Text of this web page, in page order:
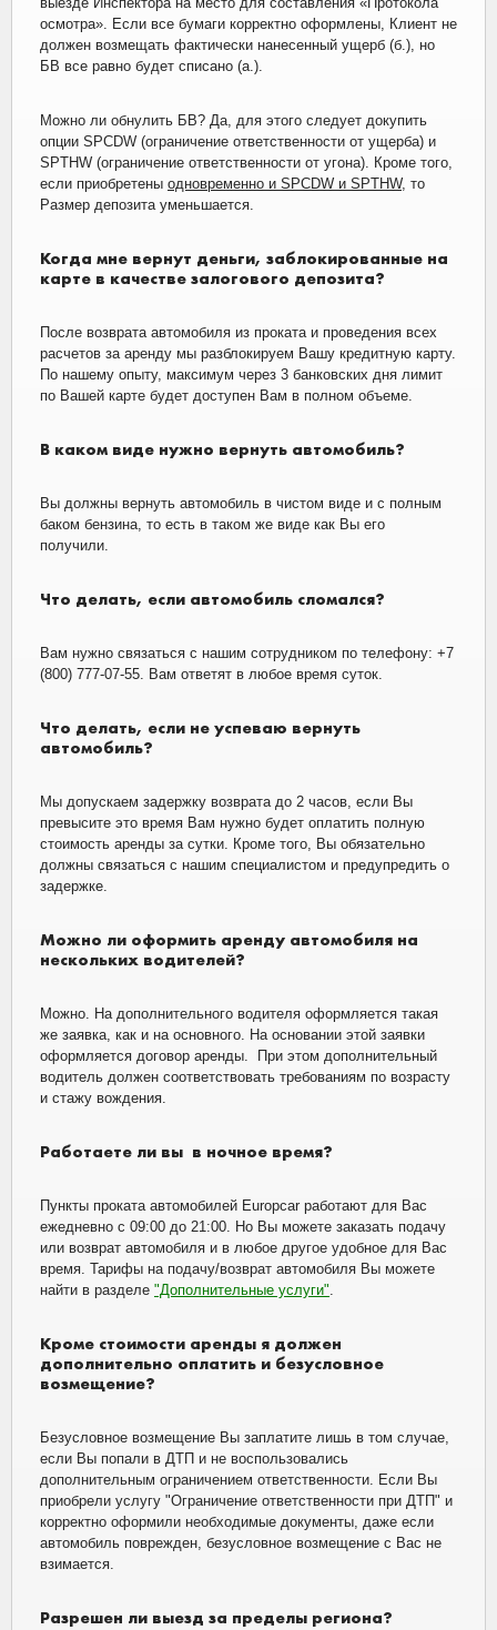
осмотра». Если все бумаги корректно оформлены, Клиент не
должен возмещать фактически нанесенный ущерб (б.), но
БВ все равно будет списано (а.).
Можно ли обнулить БВ? Да, для этого следует докупить
опции SPCDW (ограничение ответственности от ущерба) и
SPTHW (ограничение ответственности от угона). Кроме того,
если приобретены одновременно и SPCDW и SPTHW, то
Размер депозита уменьшается.
Когда мне вернут деньги, заблокированные на
карте в качестве залогового депозита?
После возврата автомобиля из проката и проведения всех
расчетов за аренду мы разблокируем Вашу кредитную карту.
По нашему опыту, максимум через 3 банковских дня лимит
по Вашей карте будет доступен Вам в полном объеме.
В каком виде нужно вернуть автомобиль?
Вы должны вернуть автомобиль в чистом виде и с полным
баком бензина, то есть в таком же виде как Вы его
получили.
Что делать, если автомобиль сломался?
Вам нужно связаться с нашим сотрудником по телефону: +7
(800) 777-07-55. Вам ответят в любое время суток.
Что делать, если не успеваю вернуть
автомобиль?
Мы допускаем задержку возврата до 2 часов, если Вы
превысите это время Вам нужно будет оплатить полную
стоимость аренды за сутки. Кроме того, Вы обязательно
должны связаться с нашим специалистом и предупредить о
задержке.
Можно ли оформить аренду автомобиля на
нескольких водителей?
Можно. На дополнительного водителя оформляется такая
же заявка, как и на основного. На основании этой заявки
оформляется договор аренды. При этом дополнительный
водитель должен соответствовать требованиям по возрасту
и стажу вождения.
Работаете ли вы в ночное время?
Пункты проката автомобилей Europcar работают для Вас
ежедневно с 09:00 до 21:00. Но Вы можете заказать подачу
или возврат автомобиля и в любое другое удобное для Вас
время. Тарифы на подачу/возврат автомобиля Вы можете
найти в разделе "Дополнительные услуги"
Кроме стоимости аренды я должен
дополнительно оплатить и безусловное
возмещение?
Безусловное возмещение Вы заплатите лишь в том случае,
если Вы попали в ДТП и не воспользовались
дополнительным ограничением ответственности. Если Вы
приобрели услугу "Ограничение ответственности при ДТП" и
корректно оформили необходимые документы, даже если
автомобиль поврежден, безусловное возмещение с Вас не
взимается.
Разрешен ли выезд за пределы региона?